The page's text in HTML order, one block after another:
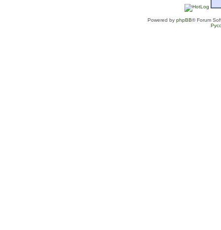
Powered by phpBB® Forum